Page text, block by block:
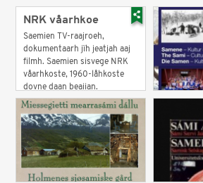
NRK våarhkoe
Saemien TV-raajroeh,
dokumentaarh jïh jeatjah aaj
filmh. Saemien sisvege NRK
våarhkoste, 1960-låhkoste
dovne daan beajjan.